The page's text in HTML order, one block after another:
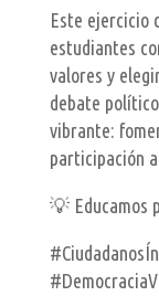
Este ejercicio
estudiantes
valores y
debate
vibrante:
participación
💡 Educamos